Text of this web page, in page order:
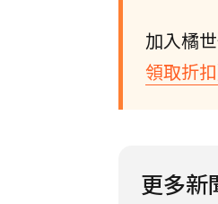
加入橘
領取折
更多新